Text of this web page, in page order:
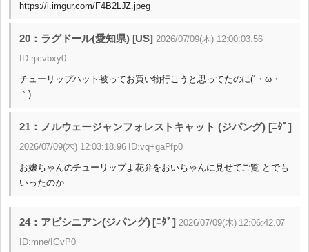
https://i.imgur.com/F4B2LJZ.jpeg
20：ラグドール(愛知県) [US] 2026/07/09(木) 12:00:03.56
ID:rjicvbxy0
チューリップハット被ってお買い物行こうと思ってたのに(´・ω・
｀)
21：ノルウェージャンフォレストキャット (ジパング) [ﾆﾀﾞ]
2026/07/09(木) 12:03:18.96 ID:vq+gaPfp0
お嬢ちゃんのチューリップよ花弁をおいちゃんに見せてご覧 とでも
いったのか
24：アビシニアン(ジパング) [ﾆﾀﾞ] 2026/07/09(木) 12:06:42.07
ID:mne/IGvP0